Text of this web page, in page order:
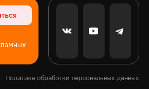
Политика обработки персональных данных